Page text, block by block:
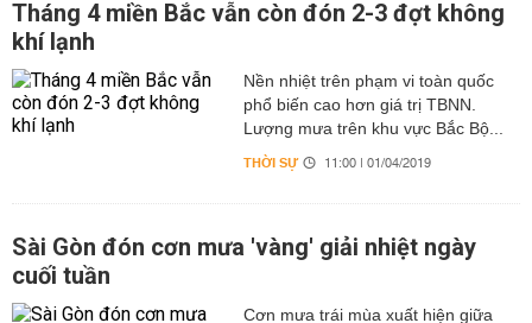
Tháng 4 miền Bắc vẫn còn đón 2-3 đợt không
khí lạnh
Nền nhiệt trên phạm vi toàn quốc
phổ biến cao hơn giá trị TBNN.
Lượng mưa trên khu vực Bắc Bộ...
THỜI SỰ 11:00 | 01/04/2019
Sài Gòn đón cơn mưa 'vàng' giải nhiệt ngày
cuối tuần
Cơn mưa trái mùa xuất hiện giữa